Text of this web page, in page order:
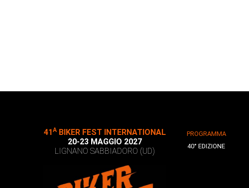
41 ABIKER FEST INTERNATIONAL
20-23 MAGGIO 2027
LIGNANO SABBIADORO (UD)
PROGRAMMA
40° EDIZIONE